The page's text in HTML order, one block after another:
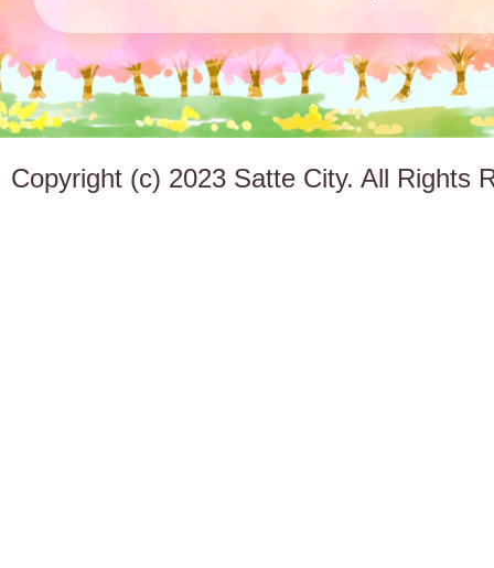
Copyright (c) 2023 Satte City. All Rights